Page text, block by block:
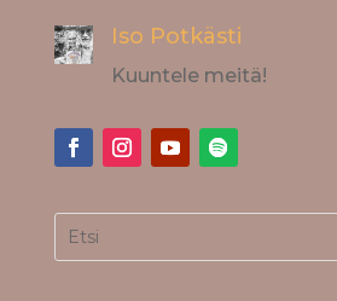
Iso Potkästi
Kuuntele meitä!